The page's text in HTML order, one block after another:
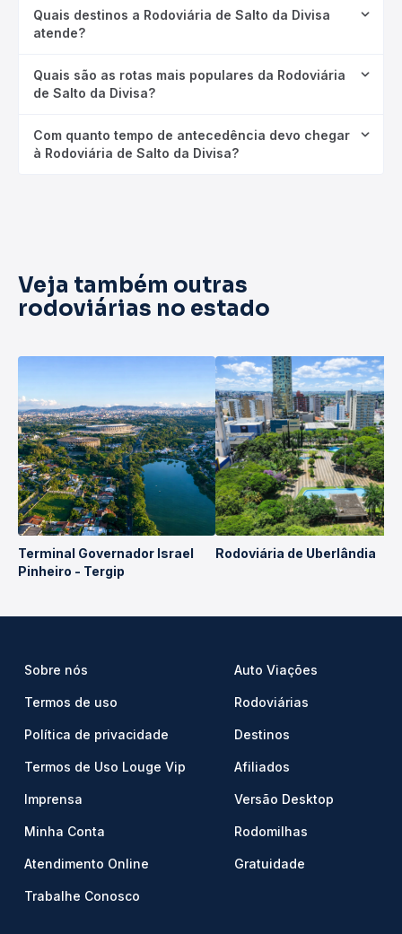
Quais destinos a Rodoviária de Salto da Divisa
atende?
Quais são as rotas mais populares da Rodoviária
de Salto da Divisa?
Com quanto tempo de antecedência devo chegar
à Rodoviária de Salto da Divisa?
Veja também outras
rodoviárias no estado
Terminal Governador Israel
Pinheiro - Tergip
Rodoviária de Uberlândia
Sobre nós
Termos de uso
Política de privacidade
Termos de Uso Louge Vip
Imprensa
Minha Conta
Atendimento Online
Trabalhe Conosco
Auto Viações
Rodoviárias
Destinos
Afiliados
Versão Desktop
Rodomilhas
Gratuidade